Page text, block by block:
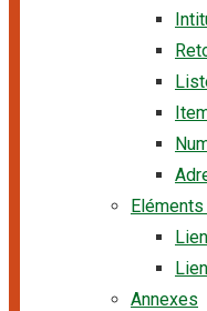
Annexes